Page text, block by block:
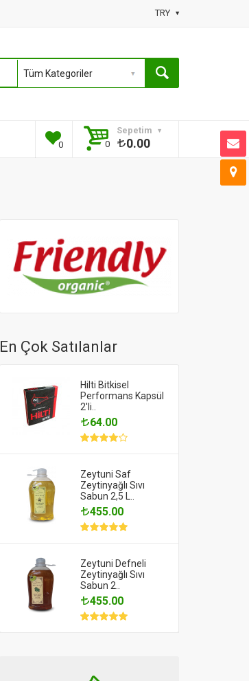
TRY
0
Sepetim
0
0.00
En Çok Satılanlar
Hilti Bitkisel
Performans Kapsül
2'li..
64.00
Zeytuni Saf
Zeytinyağlı Sıvı
Sabun 2,5 L..
455.00
Zeytuni Defneli
Zeytinyağlı Sıvı
Sabun 2..
455.00